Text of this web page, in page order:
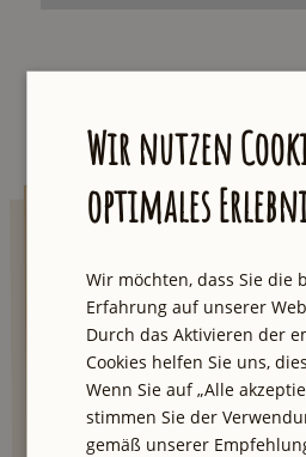
AUXpost
Lass dich von
Geheimtipps inspirieren.
jeden Samstag eine E-
Empfehlung aus unserer
im Quartal der große
City Tipps und
Wir nutzen
optimales
Wir möchten, dass Sie die
Erfahrung auf unserer
Durch das Aktivieren der
Cookies helfen Sie uns,
Wenn Sie auf „Alle
stimmen Sie der
gemäß unserer